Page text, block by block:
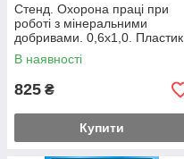
Стенд. Охорона праці при
роботі з мінеральними
добривами. 0,6х1,0. Пластик
В наявності
825 ₴
Купити